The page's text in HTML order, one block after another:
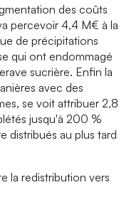
des coûts
percevoir 4,4 M€ à la
de précipitations
qui ont endommagé
sucrière. Enfin la
avec des
se voit attribuer 2,8
jusqu'à 200 %
distribués au plus tard
la redistribution vers